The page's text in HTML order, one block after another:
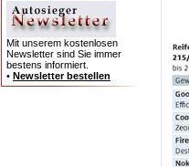
Mit unserem kostenlosen
Newsletter sind Sie immer
bestens informiert.
• Newsletter bestellen